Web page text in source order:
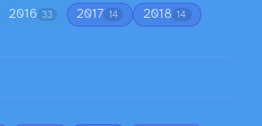
2016 33 2017 14 2018 14